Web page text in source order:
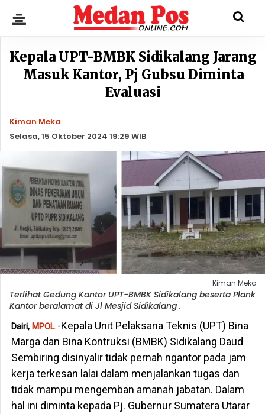
Kepala UPT-BMBK Sidikalang Jarang
Masuk Kantor, Pj Gubsu Diminta
Evaluasi
Kiman Meka
Selasa, 15 Oktober 2024 19:29 WIB
Kiman Meka
Terlihat Gedung Kantor UPT-BMBK Sidikalang beserta Plank
Kantor beralamat di Jl Mesjid Sidikalang .
Dairi, MPOL-Kepala Unit Pelaksana Teknis (UPT) Bina
Marga dan Bina Kontruksi (BMBK) Sidikalang Daud
Sembiring disinyalir tidak pernah ngantor pada jam
kerja terkesan lalai dalam menjalankan tugas dan
tidak mampu mengemban amanah jabatan. Dalam
hal ini diminta kepada Pj. Gubernur Sumatera Utarar